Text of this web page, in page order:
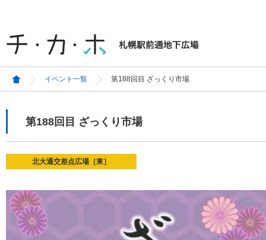
イベント一覧 第188回目 ざっくり市場
第188回目 ざっくり市場
北大通交差点広場［東］